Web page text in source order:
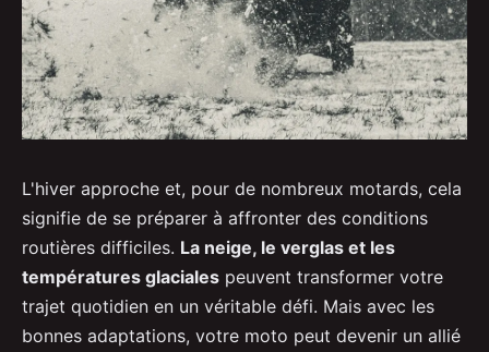
L'hiver approche et, pour de nombreux motards, cela
signifie de se préparer à affronter des conditions
routières difficiles. La neige, le verglas et les
températures glaciales peuvent transformer votre
trajet quotidien en un véritable défi. Mais avec les
bonnes adaptations, votre moto peut devenir un allié